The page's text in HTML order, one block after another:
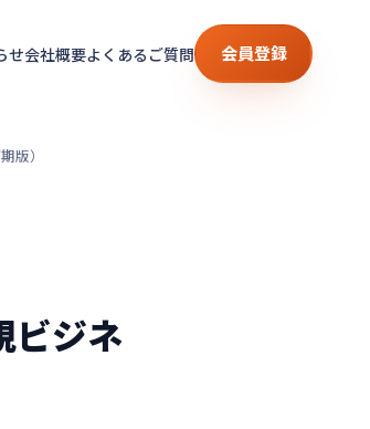
せ会社概要よくあるご質問 会員登録
版）
ビジネ